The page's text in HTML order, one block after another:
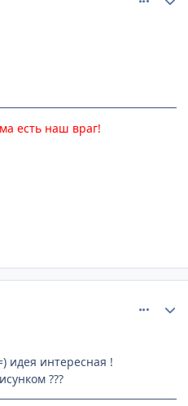
есть наш враг!
идея интересная !
???